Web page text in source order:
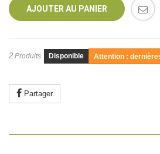
AJOUTER AU PANIER
2 Produits Disponible Attention :
Partager